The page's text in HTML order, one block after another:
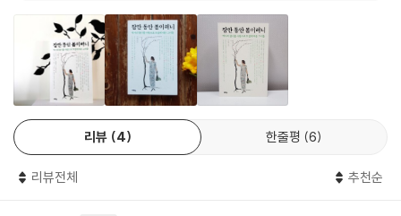
람은 둘이 사랑의 도피를 한 것이라 여겼고, 심지어 이탈리아에서 악기점
을 하며 살고 있다는 말도 나왔다. 1931년 11월에 이탈리아 주재 일본영사
관은 김우진의 유족에게 두 사람이 이탈리아에 없으며 동양 사람이 운영하
는 악기점도 없다는 것을 확인해 주기까지 했다. 유작이 된 ‘사의 찬미’는
윤심덕의 자살이라는 충격적인 화제 속에 10만 장의 판매를 기록했다. 성
악가로 살고 싶었으나 팍팍한 현실 앞에 좌절한 예술가와 부호의 장남으로
태어나 원하는 삶을 살아갈 수 없는 고통 속에 있던 극작가, 두 사람의 사랑
은 아프고 아프게 마무리되고 말았다.
연애는 필수, 결혼은 선택이었던 고려의 여성들, 세자의 여인으로 비운의
삶을 산 어리, 조선의 기강을 뒤흔든 여인 유감동, 여자를 사랑한 세자빈 순
빈봉씨, 조선 최대 자유 연애 스캔들의 주인공 어우동, 남성이자 여성인 사
방지, 죽음으로 다시 사랑을 살린 최항과 그 연인, 귀신과의 하룻밤, 신라
시대 이방인 처용의 사정, 왕의 구혼을 거절한 연인, 프랑스로 간 무희 리진
의 진실 등, 경계를 들랑날랑하는 사랑의 환상, 환상의 사랑에 대해 이야기
하는 5장과 6장까지. 『잠깐 동안 봄이려니』는 이처럼 다채로운 형태와 색
다.
리뷰 4 한줄평 6
리뷰전체 추천순